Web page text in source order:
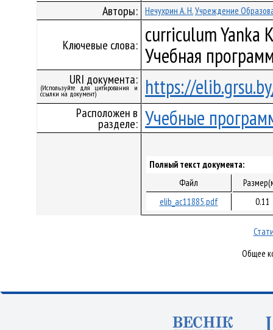
Авторы: Нечухрин А. Н.Учреждение
Ключевые слова: curriculum Yanka
Учебная
URI документа:
(Используйте для цитирования и
ссылки на документ) https://
Расположен в
разделе: Учебные
Полный текст документа:
Файл
elib_ac11885.pdf
0.11
Общее